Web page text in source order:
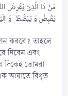
مَنۡ ذَا الَّذِیۡ یُقۡرِضُ
করবে? তাহলে
দিবেন এবং
দিকেই তোমরা
আয়াতে বিধৃত